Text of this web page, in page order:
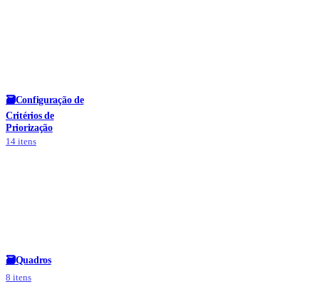
🗃Configuração de
Critérios de
Priorização
14 itens
🗃Quadros
8 itens